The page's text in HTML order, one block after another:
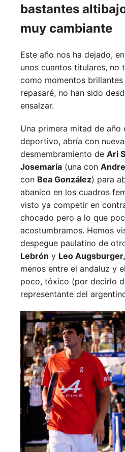
bastantes
muy cambiante
Este año nos ha dejado,
unos cuantos titulares, no
como momentos
repasaré, no han sido
ensalzar.
Una primera mitad de año
deportivo, abría con
desmembramiento de Ari
Josemaría (una con
con Bea González) para
abanico en los cuadros
visto ya competir en
chocado pero a lo que
acostumbramos. Hemos
despegue paulatino de
Lebrón y Leo Augsburger,
menos entre el andaluz y
poco, tóxico (por decirlo
representante del